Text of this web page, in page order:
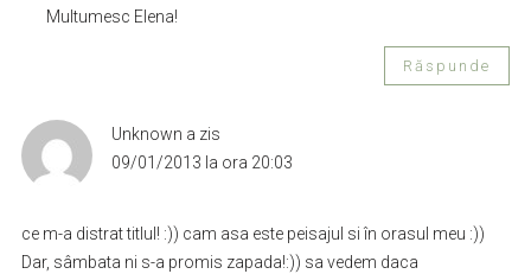
Multumesc Elena!
Răspunde
Unknown a zis
09/01/2013 la ora 20:03
ce m-a distrat titlul! :)) cam asa este peisajul si în orasul meu :))
Dar, sâmbata ni s-a promis zapada!:)) sa vedem daca